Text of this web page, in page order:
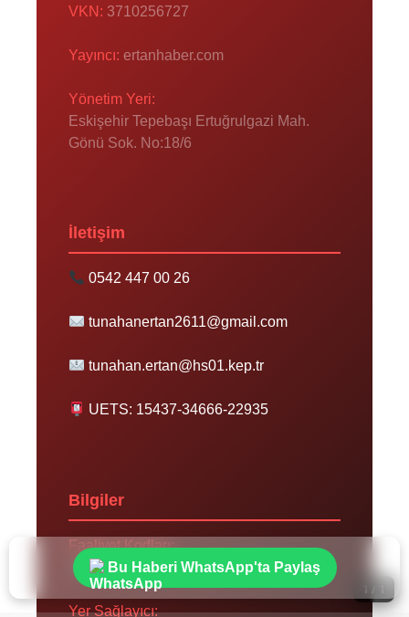
VKN: 3710256727
Yayıncı: ertanhaber.com
Yönetim Yeri:
Eskişehir Tepebaşı Ertuğrulgazi Mah.
Gönü Sok. No:18/6
İletişim
0542 447 00 26
tunahanertan2611@gmail.com
tunahan.ertan@hs01.kep.tr
UETS: 15437-34666-22935
Bilgiler
Faaliyet Kodları:
591105, 479114, 581200, 603100
Yer Sağlayıcı:
1 / 1
Bu Haberi WhatsApp'ta Paylaş